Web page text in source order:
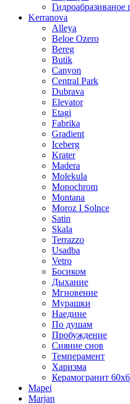
Гидроабразиваное
Kerranova
Alleya
Beloe Ozero
Bereg
Butik
Canyon
Central Park
Dubrava
Elevator
Etagi
Fabrika
Gradient
Iceberg
Krater
Madera
Molekula
Monochrom
Montana
Moroz I Solnce
Satin
Skala
Terrazzo
Usadba
Vetro
Босиком
Дыхание
Мгновение
Мурашки
Наедине
По душам
Пробуждение
Сияние снов
Темперамент
Харизма
Керамогранит
Mapei
Marjan